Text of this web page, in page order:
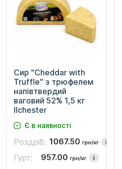
Сир "Cheddar with
Truffle" з трюфелем
напівтвердий
ваговий 52% 1,5 кг
Ilchester
Є в наявності
Роздріб: 1067.50 грн/кг i
Гурт: 957.00 грн/кг i